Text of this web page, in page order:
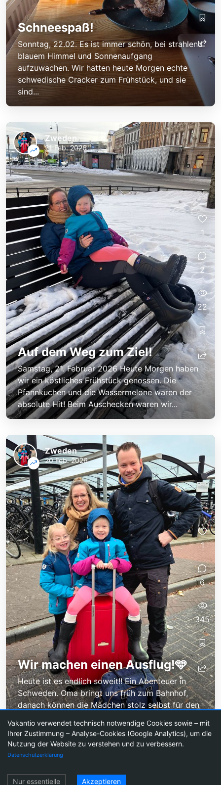
Schneespaß!
Sonntag, 22.02. Es ist immer schön, bei strahlend
blauem Himmel und Sonnenaufgang
aufzuwachen. Wir hatten heute Morgen echte
schwedische Cracker zum Frühstück, und sie
sind...
Auf dem Weg zum Ziel!
Samstag, 21. Februar 2026 Heute Morgen haben
wir ein köstliches Frühstück genossen. Die
Pfannkuchen und die Wassermelone waren der
absolute Hit! Beim Auschecken waren wir...
Zweden
21 Feb. 2026
1
2
22
Wir machen einen Ausflug!🩵
Heute ist es endlich soweit!! Ein Abenteuer in
Schweden. Oma bringt uns früh zum Bahnhof,
danach können die Mädchen stolz selbst für den
Zweden
20 Feb. 2026
1
6
345
Vakantio verwendet technisch notwendige Cookies sowie – mit
Ihrer Zustimmung – Analyse-Cookies (Google Analytics), um die
Nutzung der Website zu verstehen und zu verbessern.
Datenschutzerklärung
Nur essentielle Akzeptieren
Vakantio Impressum Nutzungsbedingungen